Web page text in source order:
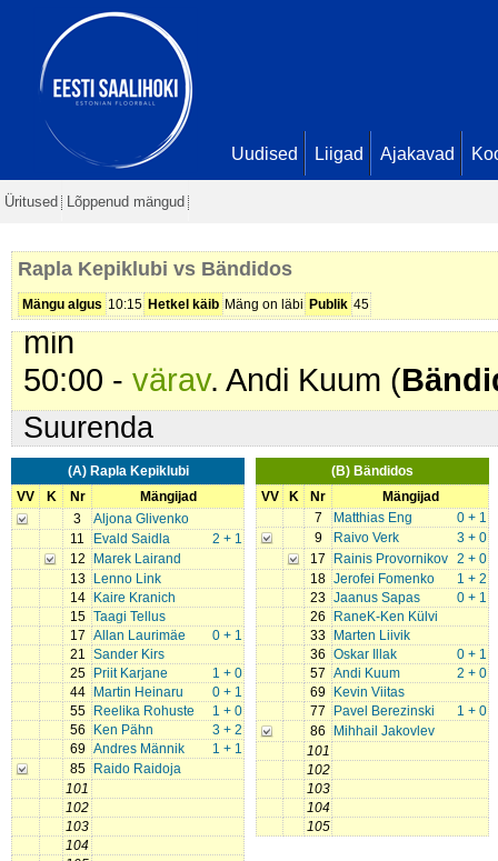
Uudised Liigad Ajakavad
Üritused Lõppenud mängud
Rapla Kepiklubi vs Bändidos
Mängu algus 10:15 Hetkel käib Mäng on läbi Publik 45
Bändidos
33:16 -karistus (201 - Kepilöök)
34:32 -karistus (201 - Kepilöök)
34:47 - värav . Pavel Berezinski (
42:52 -värav. Ken Pähn (Rapla
44:24 -värav. Andi Kuum (
44:47 -karistus (202 - Kepi
min
50:00 - värav. Andi Kuum (
Suurenda
(A) Rapla Kepiklubi
VV
K Nr
Mängijad
3
Aljona Glivenko
11
2 + 1
Evald Saidla
12
Marek Lairand
13
Lenno Link
14
Kaire Kranich
15 Taagi Tellus
17
0 + 1
Allan Laurimäe
21 Sander Kirs
25
1 + 0
Priit Karjane
44
0 + 1
Martin Heinaru
55
1 + 0
Reelika Rohuste
56
3 + 2
Ken Pähn
69
1 + 1
Andres Männik
85
Raido Raidoja
101
102
103
104
(B) Bändidos
VV
K Nr
Mängijad
7
0 + 1
Matthias Eng
9
3 + 0
Raivo Verk
17
2 + 0
Rainis Provornikov
18
1 + 2
Jerofei Fomenko
23
0 + 1
Jaanus Sapas
26
RaneK-Ken Külvi
33
Marten Liivik
36
0 + 1
Oskar Illak
57
2 + 0
Andi Kuum
69
Kevin Viitas
77
1 + 0
Pavel Berezinski
86
Mihhail Jakovlev
101
102
103
104
105